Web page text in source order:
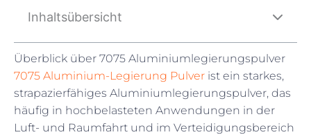
Inhaltsübersicht
Überblick über 7075 Aluminiumlegierungspulver
7075 Aluminium-Legierung Pulver ist ein starkes,
strapazierfähiges Aluminiumlegierungspulver, das
häufig in hochbelasteten Anwendungen in der
Luft- und Raumfahrt und im Verteidigungsbereich